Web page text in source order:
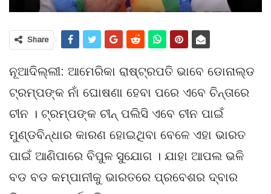
Share
ନୂଆଦିଲ୍ଲୀ: ଆମେରିକା ରାଷ୍ଟ୍ରପତି ଭାବେ ଡୋନାଲ୍ଡ
ଟ୍ରମ୍ପଙ୍କ ନାଁ ଘୋଷଣା ହେବା ପରେ ଏବେ ଚିନ୍ତାରେ
ଚୀନ । ଟ୍ରମ୍ପଙ୍କ ଚୀନ୍ ପଲିସି ଏବେ ଚୀନ ପାଇଁ
ମୁଣ୍ଡବିନ୍ଧାର କାରଣ ହୋଇଥିବା ବେଳେ ଏହା ଭାରତ
ପାଇଁ ଆଣିପାରେ ବିପୁଳ ସୁଯୋଗ । ଯାହା ଆପଲ ଭଳି
ବଡ ବଡ କମ୍ପାନୀକୁ ଭାରତରେ ପ୍ରବେଶର ଦ୍ବାର